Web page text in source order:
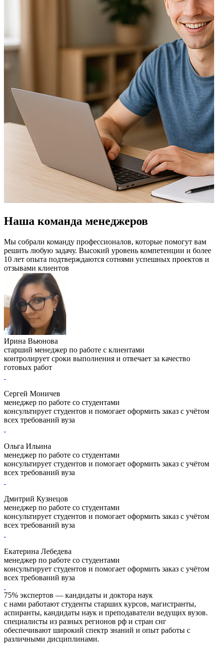
Наша команда менеджеров
Мы собрали команду профессионалов, которые помогут вам
решить любую задачу. Высокий уровень компетенции и более
10 лет опыта подтверждаются сотнями успешных проектов и
отзывами клиентов
Ирина Вьюнова
старший менеджер по работе с клиентами
контролирует сроки выполнения и отвечает за качество
готовых работ
Сергей Моничев
менеджер по работе со студентами
консультирует студентов и помогает оформить заказ с учётом
всех требований вуза
Ольга Ильина
менеджер по работе со студентами
консультирует студентов и помогает оформить заказ с учётом
всех требований вуза
Дмитрий Кузнецов
менеджер по работе со студентами
консультирует студентов и помогает оформить заказ с учётом
всех требований вуза
Екатерина Лебедева
менеджер по работе со студентами
консультирует студентов и помогает оформить заказ с учётом
всех требований вуза
75% экспертов — кандидаты и доктора наук
с нами работают студенты старших курсов, магистранты,
аспиранты, кандидаты наук и преподаватели ведущих вузов.
специалисты из разных регионов рф и стран снг
обеспечивают широкий спектр знаний и опыт работы с
различными дисциплинами.